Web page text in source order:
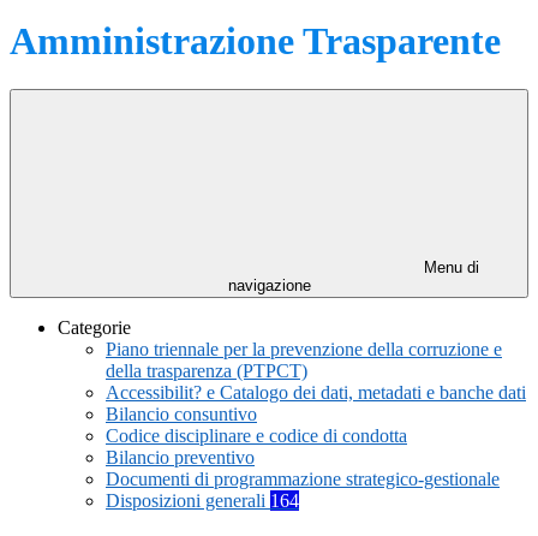
Amministrazione Trasparente
Menu di
navigazione
Categorie
Piano triennale per la prevenzione della corruzione e
della trasparenza (PTPCT)
Accessibilit? e Catalogo dei dati, metadati e banche dati
Bilancio consuntivo
Codice disciplinare e codice di condotta
Bilancio preventivo
Documenti di programmazione strategico-gestionale
Disposizioni generali 164